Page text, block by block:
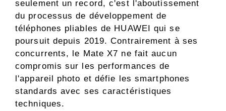
seulement un record, c'est l'aboutissement
du processus de développement de
téléphones pliables de HUAWEI qui se
poursuit depuis 2019. Contrairement à ses
concurrents, le Mate X7 ne fait aucun
compromis sur les performances de
l'appareil photo et défie les smartphones
standards avec ses caractéristiques
techniques.